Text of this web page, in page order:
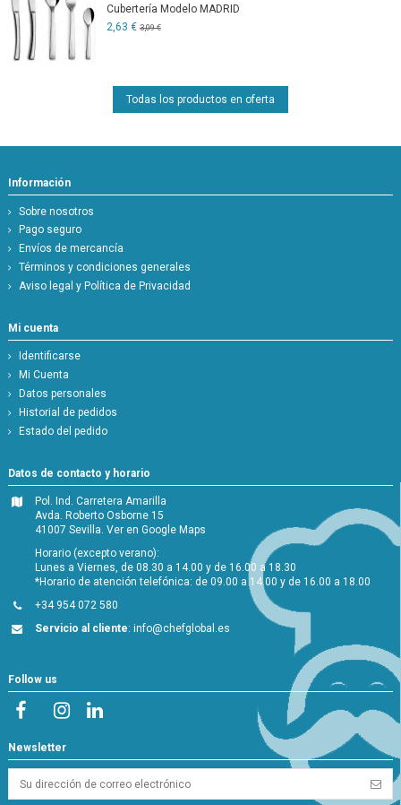
Cubertería Modelo MADRID
2,63 € 3,09 €
Todas los productos en oferta
Información
Sobre nosotros
Pago seguro
Envíos de mercancía
Términos y condiciones generales
Aviso legal y Política de Privacidad
Mi cuenta
Identificarse
Mi Cuenta
Datos personales
Historial de pedidos
Estado del pedido
Datos de contacto y horario
Pol. Ind. Carretera Amarilla
Avda. Roberto Osborne 15
41007 Sevilla.Ver en Google Maps
Horario (excepto verano):
Lunes a Viernes, de 08.30 a 14.00 y de 16.00 a 18.30
*Horario de atención telefónica: de 09.00 a 14.00 y de 16.00 a 18.00
+34 954 072 580
Servicio al cliente:info@chefglobal.es
Follow us
Newsletter